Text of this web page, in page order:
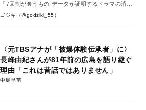
「7回制が奪うもの-データが証明するドラマの消
失-」
ゴジキ（@godziki_55）
〈元TBSアナが「被爆体験伝承者」に〉
長峰由紀さんが81年前の広島を語り継ぐ
理由「これは昔話ではありません」
中島早苗